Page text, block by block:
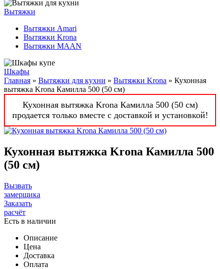
Вытяжки
Вытяжки Amari
Вытяжки Krona
Вытяжки MAAN
Шкафы
Главная » Вытяжки для кухни » Вытяжки Krona » Кухонная
вытяжка Krona Камилла 500 (50 см)
Кухонная вытяжка Krona Камилла 500 (50 см)
продается только вместе с доставкой и установкой!
Кухонная вытяжка Krona Камилла 500
(50 см)
Вызвать
замерщика
Заказать
расчёт
Есть в наличии
Описание
Цена
Доставка
Оплата